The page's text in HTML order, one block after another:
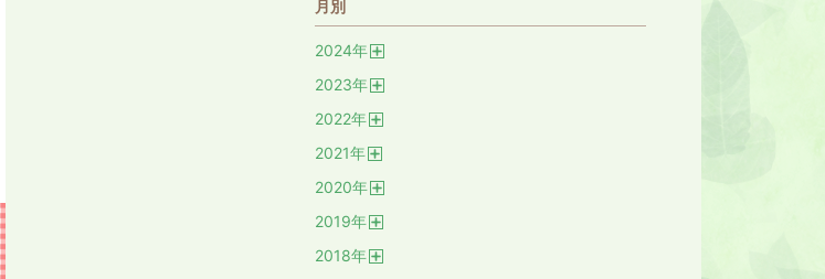
月別
2024年
2023年
2022年
2021年
2020年
2019年
2018年